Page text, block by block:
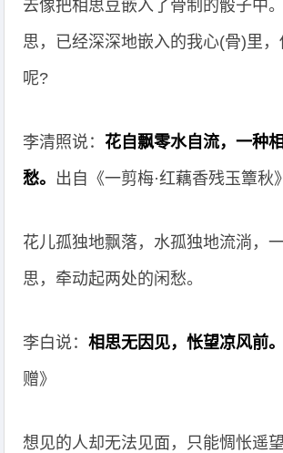
去像把相思豆嵌入了骨制的骰子中
思，已经深深地嵌入的我心(骨)里
呢?
李清照说：花自飘零水自流，一种
愁。 出自《一剪梅·红藕香残玉簟秋》
花儿孤独地飘落，水孤独地流淌，
思，牵动起两处的闲愁。
李白说：相思无因见，怅望凉风前。
赠》
想见的人却无法见面，只能惆怅遥